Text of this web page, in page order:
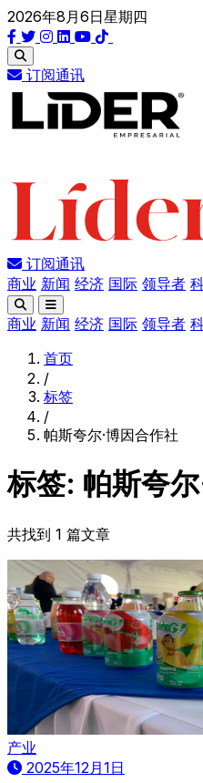
2026年8月6日星期四
订阅通讯
订阅通讯
商业 新闻 经济 国际 领导者
商业 新闻 经济 国际 领导者
首页
/
标签
/
帕斯夸尔·博因合作社
标签: 帕斯夸
共找到 1 篇文章
产业
2025年12月1日